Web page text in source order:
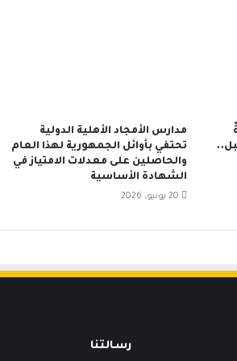
مدارس الأمجاد الأهلية الدولية
تحتفي بأوائل الجمهورية لهذا العام
والحاصلين على معدلات الامتياز في
الشهادة الأساسية
20 يونيو، 2026
رسـالتنا